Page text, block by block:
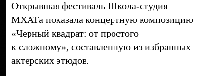
Открывшая фестиваль Школа-студия
МХАТа показала концертную композицию
«Черный квадрат: от простого
к сложному», составленную из избранных
актерских этюдов.